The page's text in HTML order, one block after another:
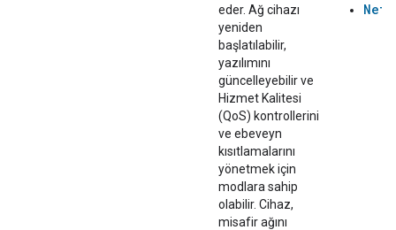
eder. Ağ cihazı
yeniden
başlatılabilir,
yazılımını
güncelleyebilir ve
Hizmet Kalitesi
(QoS) kontrollerini
ve ebeveyn
kısıtlamalarını
yönetmek için
modlara sahip
olabilir. Cihaz,
misafir ağını